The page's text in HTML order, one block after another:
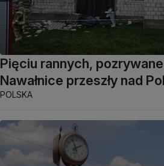
Pięciu rannych,
Nawałnice przeszły nad
POLSKA